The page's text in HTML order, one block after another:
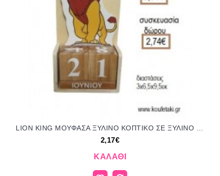
LION KING ΜΟΥΦΑΣΑ ΞΥΛΙΝΟ ΚΟΠΤΙΚΟ ΣΕ ΞΥΛΙΝΟ ΗΜΕΡΟΛΟΓΙΟ για μπομπονιέρες - δώρα πάρτυ - εορτών - γέννησης - γούρια - φτιάξτο μόνος σου ΤΖΑ-230500/41130 2.17€!!!
2,17€
ΚΑΛΆΘΙ